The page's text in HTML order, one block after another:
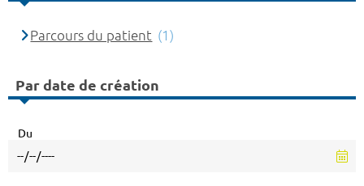
Parcours du patient (1)
Par date de création
Du